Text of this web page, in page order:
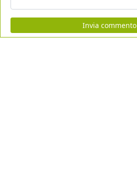
Invia commento